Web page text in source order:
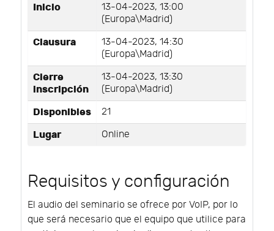
Inicio
13-04-2023, 13:00
(Europa\Madrid)
Clausura
13-04-2023, 14:30
(Europa\Madrid)
Cierre
inscripción
13-04-2023, 13:30
(Europa\Madrid)
Disponibles 21
Lugar Online
Requisitos y configuración
El audio del seminario se ofrece por VoIP, por lo
que será necesario que el equipo que utilice para